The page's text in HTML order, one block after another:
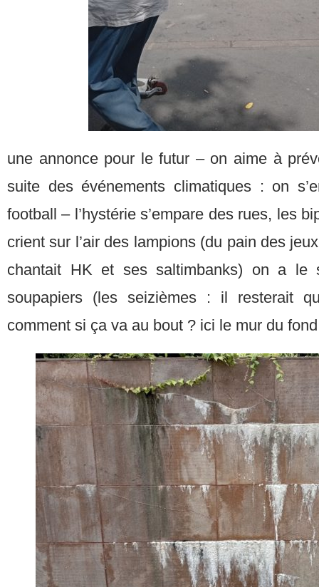
une annonce pour le futur – on aime à
suite des événements climatiques : on
football – l’hystérie s’empare des rues, les
crient sur l’air des lampions (du pain des
chantait HK et ses saltimbanks) on a le
soupapiers (les seizièmes : il resterait
comment si ça va au bout ? ici le mur du